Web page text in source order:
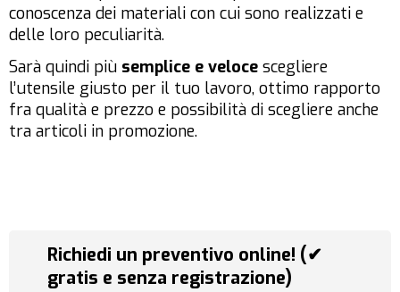
conoscenza dei materiali con cui sono realizzati e
delle loro peculiarità.
Sarà quindi più semplice e veloce scegliere
l’utensile giusto per il tuo lavoro, ottimo rapporto
fra qualità e prezzo e possibilità di scegliere anche
tra articoli in promozione.
Richiedi un preventivo online! (✔
gratis e senza registrazione)